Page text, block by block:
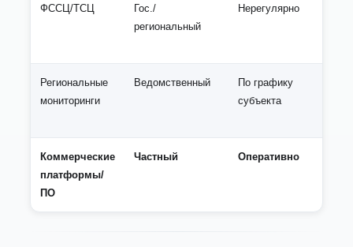
ФССЦ/ТСЦ
Гос./
региональный
Нерегулярно
Региональные
мониторинги
Ведомственный
По графику
субъекта
Коммерческие
платформы/
ПО
Частный Оперативно